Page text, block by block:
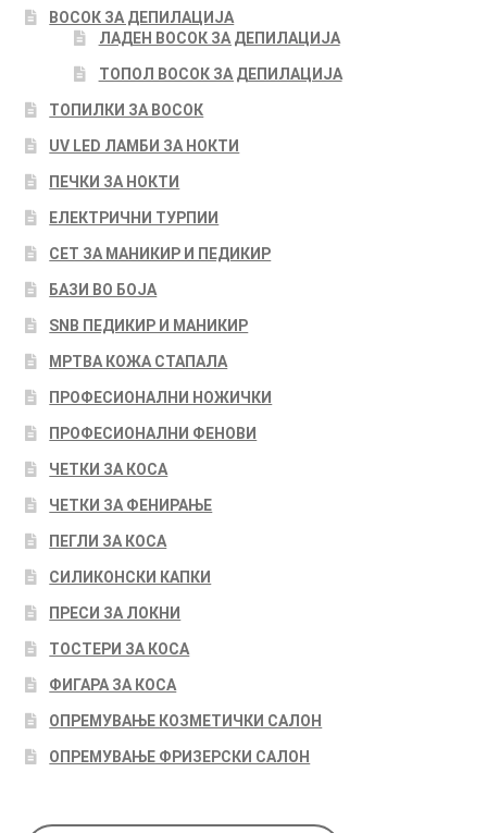
ВОСОК ЗА ДЕПИЛАЦИЈА
ЛАДЕН ВОСОК ЗА ДЕПИЛАЦИЈА
ТОПОЛ ВОСОК ЗА ДЕПИЛАЦИЈА
ТОПИЛКИ ЗА ВОСОК
UV LED ЛАМБИ ЗА НОКТИ
ПЕЧКИ ЗА НОКТИ
ЕЛЕКТРИЧНИ ТУРПИИ
СЕТ ЗА МАНИКИР И ПЕДИКИР
БАЗИ ВО БОЈА
SNB ПЕДИКИР И МАНИКИР
МРТВА КОЖА СТАПАЛА
ПРОФЕСИОНАЛНИ НОЖИЧКИ
ПРОФЕСИОНАЛНИ ФЕНОВИ
ЧЕТКИ ЗА КОСА
ЧЕТКИ ЗА ФЕНИРАЊЕ
ПЕГЛИ ЗА КОСА
СИЛИКОНСКИ КАПКИ
ПРЕСИ ЗА ЛОКНИ
ТОСТЕРИ ЗА КОСА
ФИГАРА ЗА КОСА
ОПРЕМУВАЊЕ КОЗМЕТИЧКИ САЛОН
ОПРЕМУВАЊЕ ФРИЗЕРСКИ САЛОН